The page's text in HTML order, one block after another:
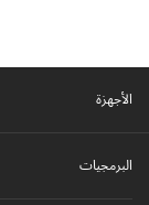
الأجهزة
البرمجيات